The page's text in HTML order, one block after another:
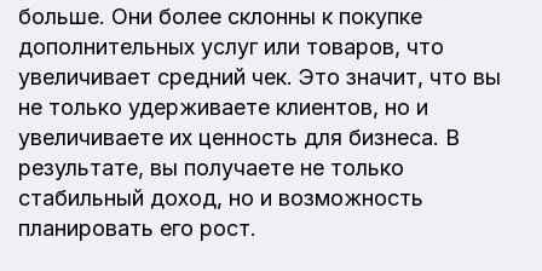
больше. Они более склонны к покупке
дополнительных услуг или товаров, что
увеличивает средний чек. Это значит, что вы
не только удерживаете клиентов, но и
увеличиваете их ценность для бизнеса. В
результате, вы получаете не только
стабильный доход, но и возможность
планировать его рост.